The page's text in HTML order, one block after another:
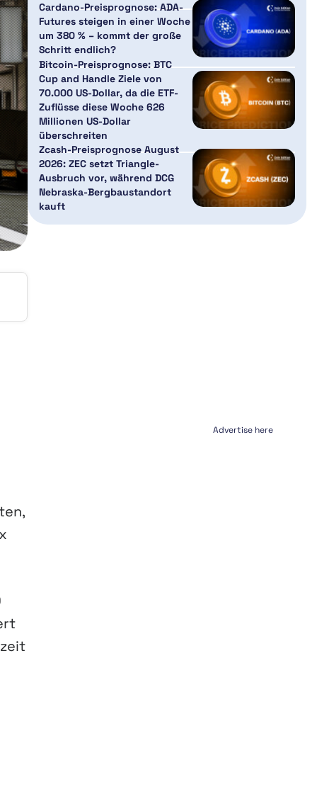
Cardano-Preisprognose: ADA-
Futures steigen in einer Woche
um 380 % – kommt der große
Schritt endlich?
Bitcoin-Preisprognose: BTC
Cup and Handle Ziele von
70.000 US-Dollar, da die ETF-
Zuflüsse diese Woche 626
Millionen US-Dollar
überschreiten
Zcash-Preisprognose August
2026: ZEC setzt Triangle-
Ausbruch vor, während DCG
Nebraska-Bergbaustandort
kauft
Advertise here